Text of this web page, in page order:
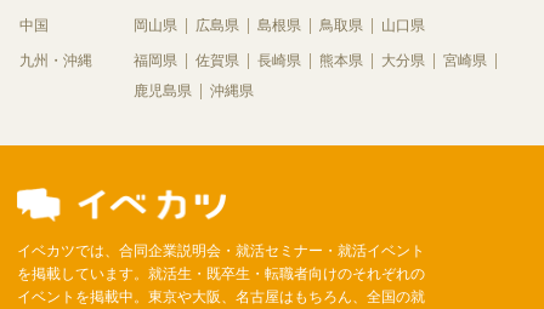
中国 岡山県 広島県 島根県 鳥取県 山口県
九州・沖縄 福岡県 佐賀県 長崎県 熊本県 大分県
宮崎県
鹿児島県
沖縄県
イベカツでは、合同企業説明会・就活セミナー・就活イベント
を掲載しています。就活生・既卒生・転職者向けのそれぞれの
イベントを掲載中。東京や大阪、名古屋はもちろん、全国の就